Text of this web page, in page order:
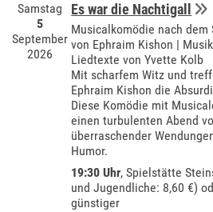
Samstag
5
September
2026
Es war die Nachtigall
Musicalkomödie nach dem
von Ephraim Kishon |
Liedtexte von Yvette Kolb
Mit scharfem Witz und
Ephraim Kishon die
Diese Komödie mit
einen turbulenten Abend
überraschender
Humor.
19:30 Uhr, Spielstätte
und Jugendliche: 8,60 €)
günstiger